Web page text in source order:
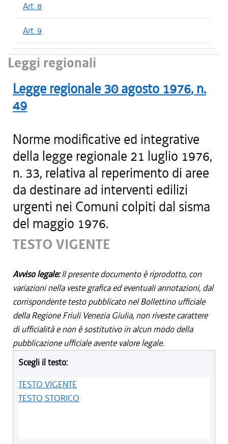
Art. 8
Art. 9
Leggi regionali
Legge regionale 30 agosto 1976, n.
49
Norme modificative ed integrative
della legge regionale 21 luglio 1976,
n. 33, relativa al reperimento di aree
da destinare ad interventi edilizi
urgenti nei Comuni colpiti dal sisma
del maggio 1976.
TESTO VIGENTE
Avviso legale:Il presente documento è riprodotto, con
variazioni nella veste grafica ed eventuali annotazioni, dal
corrispondente testo pubblicato nel Bollettino ufficiale
della Regione Friuli Venezia Giulia, non riveste carattere
di ufficialità e non è sostitutivo in alcun modo della
pubblicazione ufficiale avente valore legale.
Scegli il testo:
TESTO VIGENTE
TESTO STORICO